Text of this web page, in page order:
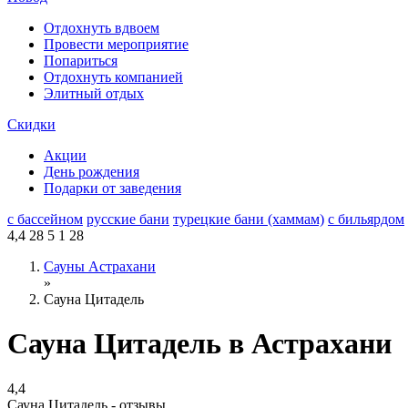
Отдохнуть вдвоем
Провести мероприятие
Попариться
Отдохнуть компанией
Элитный отдых
Скидки
Акции
День рождения
Подарки от заведения
с бассейном русские бани турецкие бани (хаммам) с бильярдом
4,4 28 5 1 28
Сауны Астрахани
»
Сауна Цитадель
Сауна Цитадель в Астрахани
4,4
Сауна Цитадель - отзывы